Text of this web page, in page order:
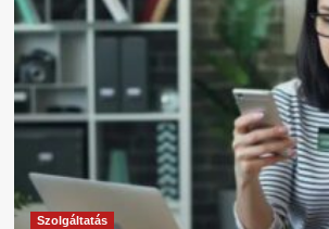
Szolgáltatás